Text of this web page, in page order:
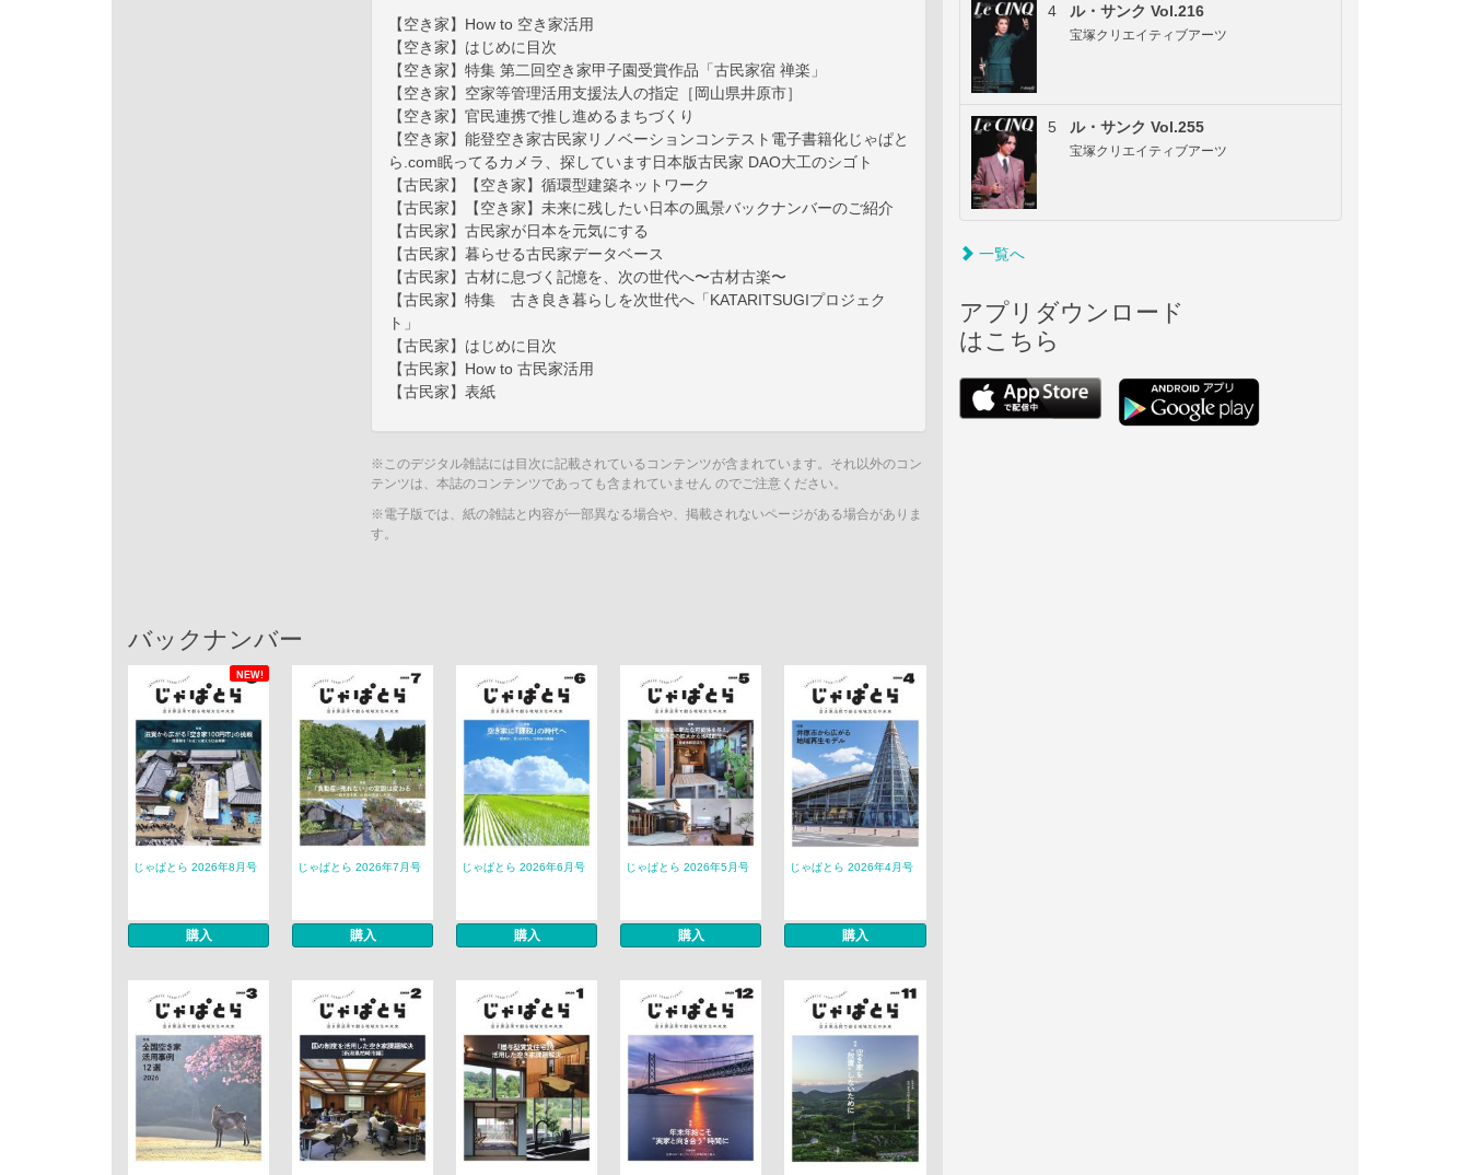
【空き家】How to 空き家活用
【空き家】はじめに目次
【空き家】特集 第二回空き家甲子園受賞作品「古民家宿 禅楽」
【空き家】空家等管理活用支援法人の指定［岡山県井原市］
【空き家】官民連携で推し進めるまちづくり
【空き家】能登空き家古民家リノベーションコンテスト電子書籍化じゃぱと
ら.com眠ってるカメラ、探しています日本版古民家 DAO大工のシゴト
【古民家】【空き家】循環型建築ネットワーク
【古民家】【空き家】未来に残したい日本の風景バックナンバーのご紹介
【古民家】古民家が日本を元気にする
【古民家】暮らせる古民家データベース
【古民家】古材に息づく記憶を、次の世代へ〜古材古楽〜
【古民家】特集 古き良き暮らしを次世代へ「KATARITSUGIプロジェク
ト」
【古民家】はじめに目次
【古民家】How to 古民家活用
【古民家】表紙
※このデジタル雑誌には目次に記載されているコンテンツが含まれています。それ以外のコン
テンツは、本誌のコンテンツであっても含まれていません のでご注意ください。
※電子版では、紙の雑誌と内容が一部異なる場合や、掲載されないページがある場合がありま
す。
バックナンバー
NEW!
じゃぱとら 2026年8月号
購入
じゃぱとら 2026年7月号
購入
じゃぱとら 2026年6月号
購入
じゃぱとら 2026年5月号
購入
じゃぱとら 2026年4月号
購入
4 ル・サンク Vol.216
宝塚クリエイティブアーツ
5 ル・サンク Vol.255
宝塚クリエイティブアーツ
一覧へ
アプリダウンロード
はこちら